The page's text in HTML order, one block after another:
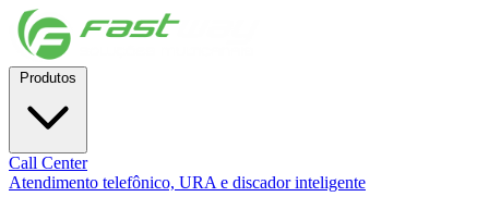
Call Center
Atendimento telefônico, URA e discador inteligente